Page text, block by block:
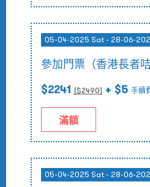
05-04-2025 Sat - 28-06-
參加門票（香港長者咭
$2241 ($2490) + $5 手續
滿額
05-04-2025 Sat - 28-06-